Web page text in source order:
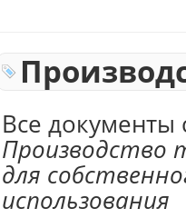
Все документы
Производство
для
использования